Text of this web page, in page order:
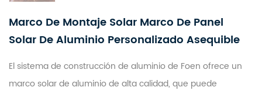
Marco De Montaje Solar Marco De Panel
Solar De Aluminio Personalizado Asequible
El sistema de construcción de aluminio de Foen ofrece un
marco solar de aluminio de alta calidad, que puede